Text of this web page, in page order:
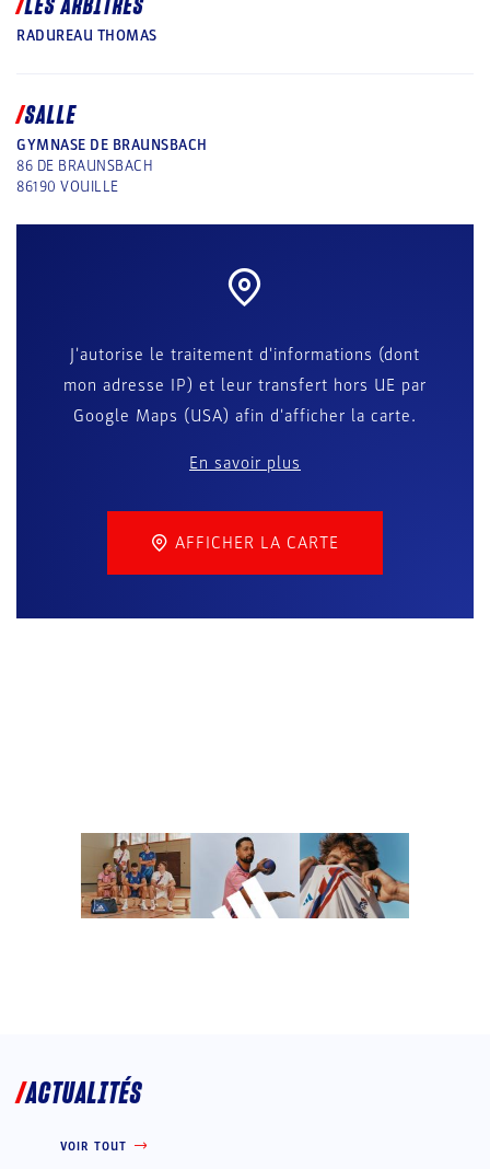
LES ARBITRES
RADUREAU THOMAS
SALLE
GYMNASE DE BRAUNSBACH
86 DE BRAUNSBACH
86190 VOUILLE
J'autorise le traitement d'informations (dont
mon adresse IP) et leur transfert hors UE par
Google Maps (USA) afin d'afficher la carte.
En savoir plus
AFFICHER LA CARTE
ACTUALITÉS
VOIR TOUT